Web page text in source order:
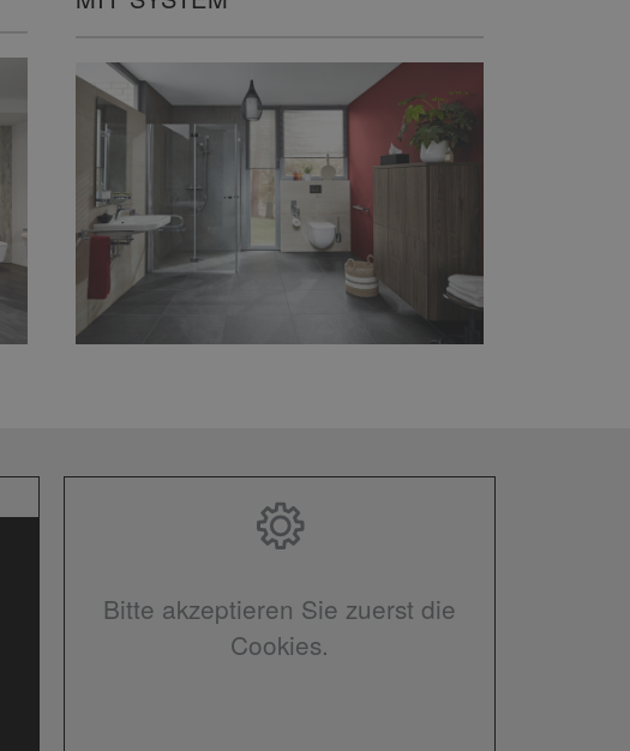
Bitte akzeptieren Sie zuerst die
Cookies.